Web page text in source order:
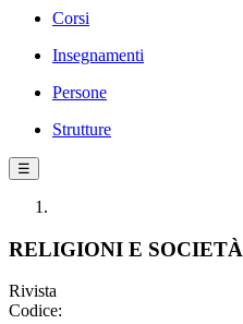
Corsi
Insegnamenti
Persone
Strutture
☰
RELIGIONI E SOCIETÀ
Rivista
Codice: